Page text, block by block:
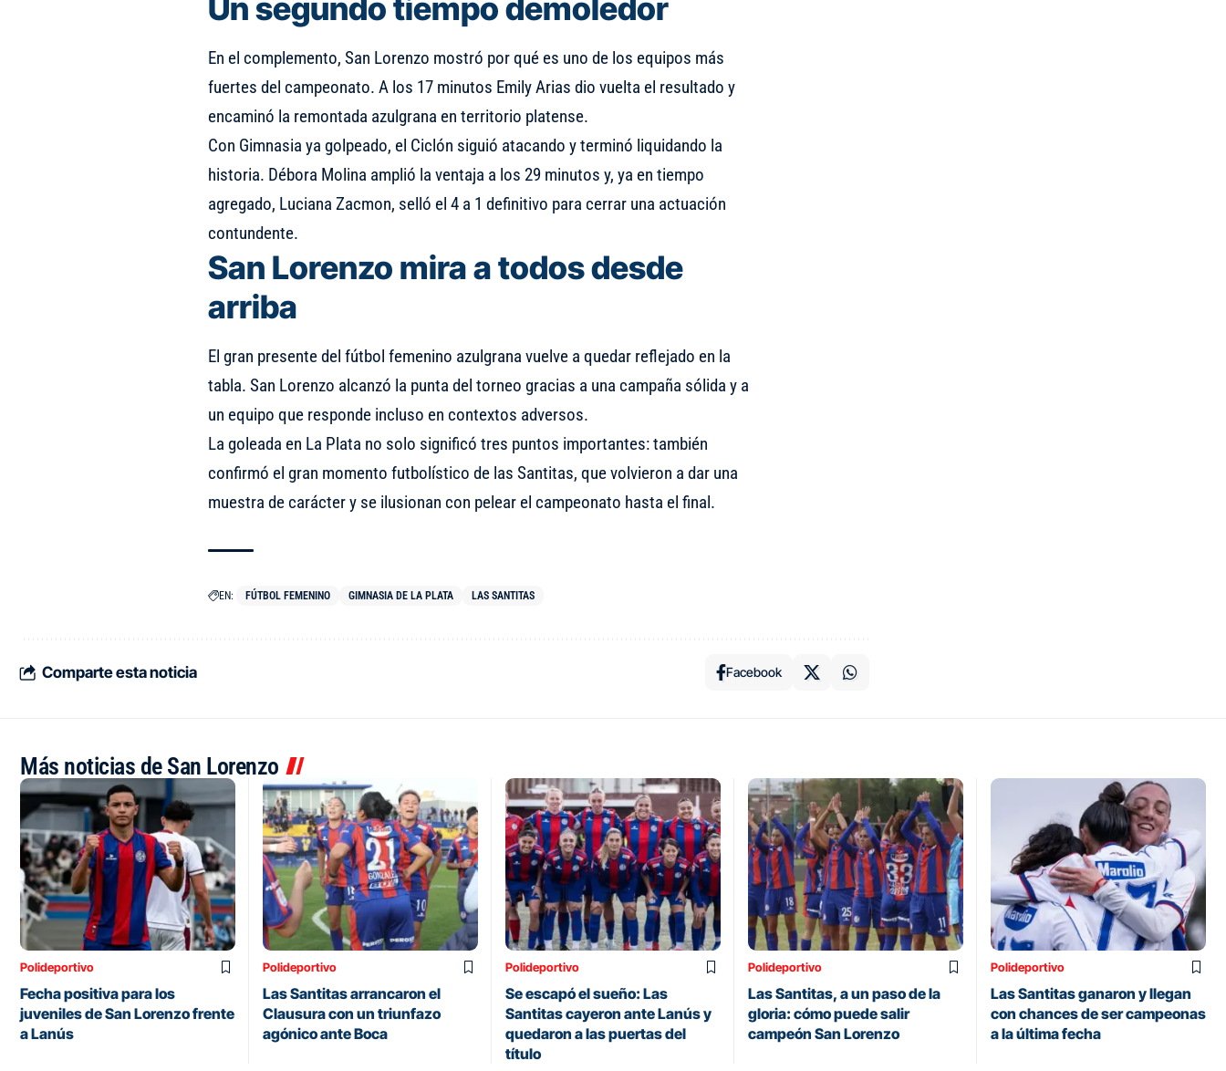
Un segundo tiempo demoledor
En el complemento, San Lorenzo mostró por qué es uno de los equipos más
fuertes del campeonato. A los 17 minutos Emily Arias dio vuelta el resultado y
encaminó la remontada azulgrana en territorio platense.
Con Gimnasia ya golpeado, el Ciclón siguió atacando y terminó liquidando la
historia. Débora Molina amplió la ventaja a los 29 minutos y, ya en tiempo
agregado, Luciana Zacmon, selló el 4 a 1 definitivo para cerrar una actuación
contundente.
San Lorenzo mira a todos desde
arriba
El gran presente del fútbol femenino azulgrana vuelve a quedar reflejado en la
tabla. San Lorenzo alcanzó la punta del torneo gracias a una campaña sólida y a
un equipo que responde incluso en contextos adversos.
La goleada en La Plata no solo significó tres puntos importantes: también
confirmó el gran momento futbolístico de las Santitas, que volvieron a dar una
muestra de carácter y se ilusionan con pelear el campeonato hasta el final.
EN: FÚTBOL FEMENINO GIMNASIA DE LA PLATA LAS SANTITAS
Comparte esta noticia Facebook
Más noticias de San Lorenzo
Polideportivo
Fecha positiva para los
juveniles de San Lorenzo frente
a Lanús
Polideportivo
Las Santitas arrancaron el
Clausura con un triunfazo
agónico ante Boca
Polideportivo
Se escapó el sueño: Las
Santitas cayeron ante Lanús y
quedaron a las puertas del
título
Polideportivo
Las Santitas, a un paso de la
gloria: cómo puede salir
campeón San Lorenzo
Polideportivo
Las Santitas ganaron y llegan
con chances de ser campeonas
a la última fecha